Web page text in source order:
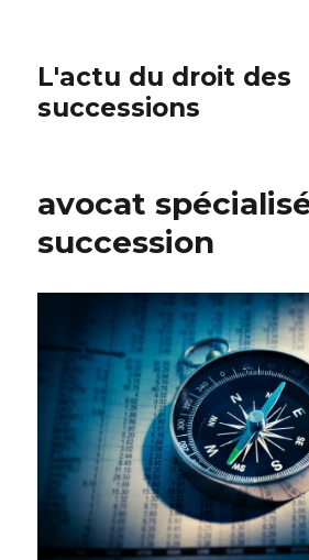
L'actu du droit des
successions
avocat
succession